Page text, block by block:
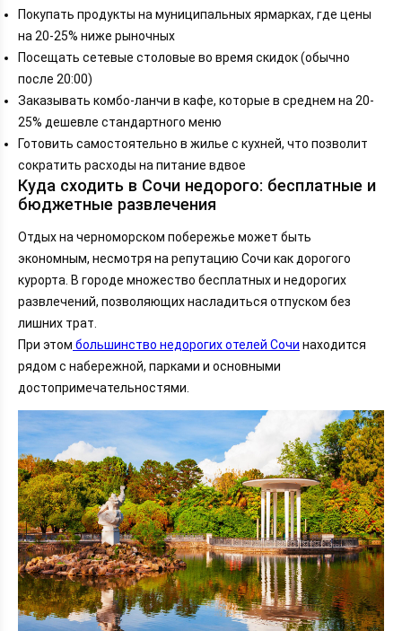
Покупать продукты на муниципальных ярмарках, где цены
на 20-25% ниже рыночных
Посещать сетевые столовые во время скидок (обычно
после 20:00)
Заказывать комбо-ланчи в кафе, которые в среднем на 20-
25% дешевле стандартного меню
Готовить самостоятельно в жилье с кухней, что позволит
сократить расходы на питание вдвое
Куда сходить в Сочи недорого: бесплатные и
бюджетные развлечения
Отдых на черноморском побережье может быть
экономным, несмотря на репутацию Сочи как дорогого
курорта. В городе множество бесплатных и недорогих
развлечений, позволяющих насладиться отпуском без
лишних трат.
При этом большинство недорогих отелей Сочи находится
рядом с набережной, парками и основными
достопримечательностями.